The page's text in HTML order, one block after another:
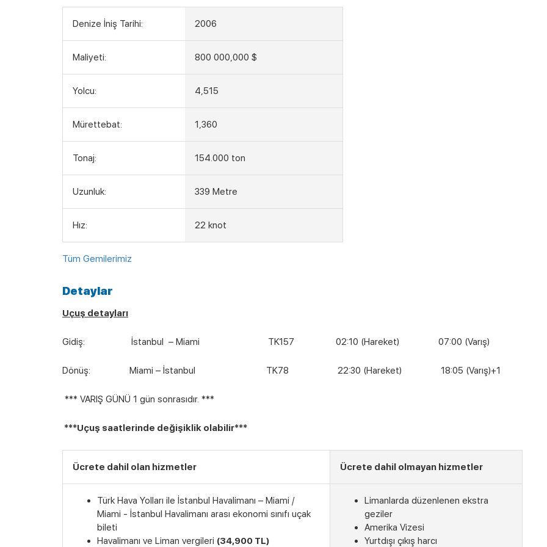
Denize İniş Tarihi: 2006
Maliyeti: 800 000,000 $
Yolcu: 4,515
Mürettebat: 1,360
Tonaj: 154.000 ton
Uzunluk: 339 Metre
Hız: 22 knot
Tüm Gemilerimiz
Detaylar
Uçuş detayları
Gidiş: İstanbul – Miami TK157 02:10 (Hareket) 07:00 (Varış)
Dönüş: Miami – İstanbul TK78 22:30 (Hareket) 18:05 (Varış)+1
*** VARIŞ GÜNÜ 1 gün sonrasıdır. ***
***Uçuş saatlerinde değişiklik olabilir***
Ücrete dahil olan hizmetler Ücrete dahil olmayan hizmetler
Türk Hava Yolları ile İstanbul Havalimanı – Miami /
Miami - İstanbul Havalimanı arası ekonomi sınıfı uçak
bileti
Havalimanı ve Liman vergileri (34,900 TL)
Limanlarda düzenlenen ekstra
geziler
Amerika Vizesi
Yurtdışı çıkış harcı